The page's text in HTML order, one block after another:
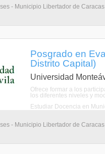
- Municipio Libertador de Caracas
Posgrado en
Distrito Capital)
Universidad
Ofrece formar a los
los diferentes niveles y
Estudiar Docencia en
- Municipio Libertador de Caracas